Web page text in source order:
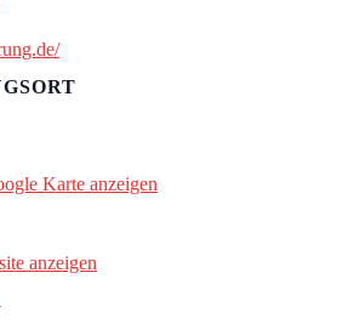
Karte anzeigen
anzeigen